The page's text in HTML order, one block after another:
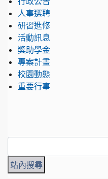
人事選聘
研習進修
活動訊息
獎助學金
專案計畫
校園動態
重要行事